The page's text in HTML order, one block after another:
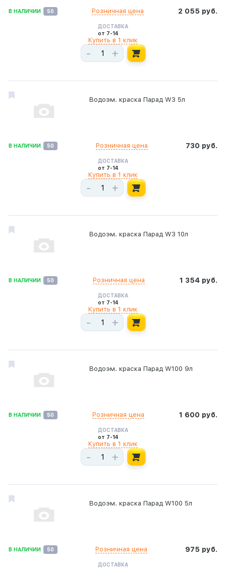
В НАЛИЧИИ 50 2 055 руб.
Розничная цена
ДОСТАВКА
от 7-14
- +
Купить в 1 клик
Водоэм. краска Парад W3 5л
В НАЛИЧИИ 50 730 руб.
Розничная цена
ДОСТАВКА
от 7-14
- +
Купить в 1 клик
Водоэм. краска Парад W3 10л
В НАЛИЧИИ 50 1 354 руб.
Розничная цена
ДОСТАВКА
от 7-14
- +
Купить в 1 клик
Водоэм. краска Парад W100 9л
В НАЛИЧИИ 50 1 600 руб.
Розничная цена
ДОСТАВКА
от 7-14
- +
Купить в 1 клик
Водоэм. краска Парад W100 5л
В НАЛИЧИИ 50 975 руб.
Розничная цена
ДОСТАВКА